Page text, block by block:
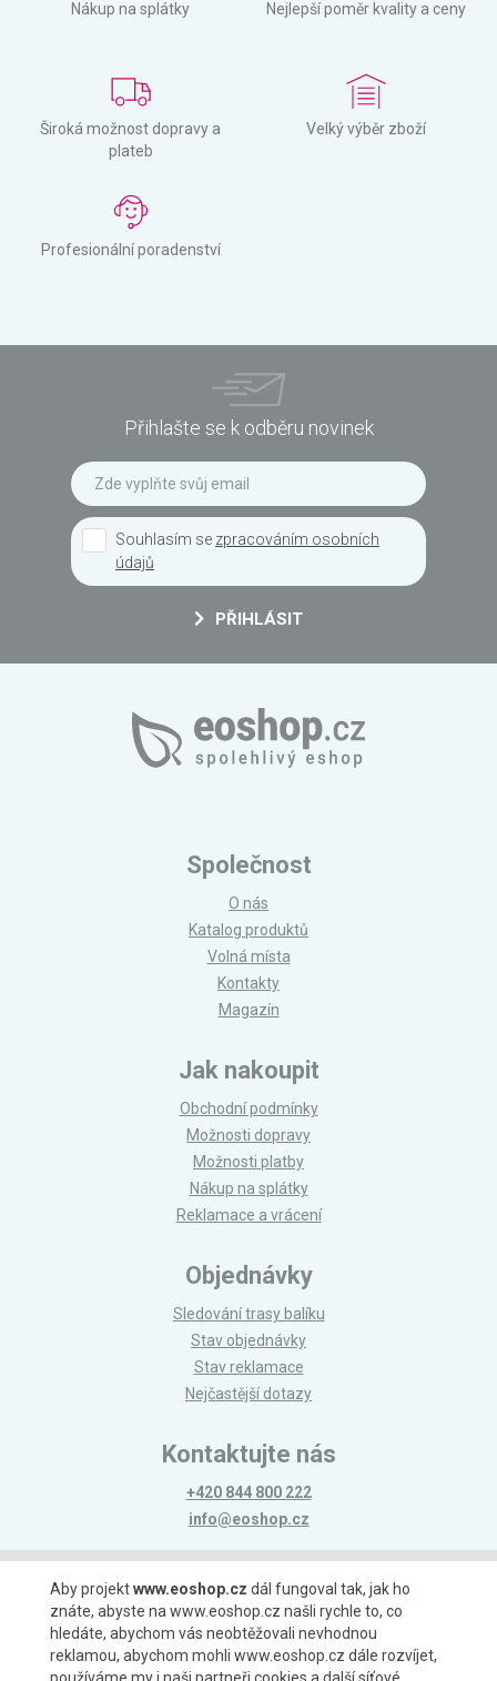
Nákup na splátky Nejlepší poměr kvality a ceny
Široká možnost dopravy a
plateb
Velký výběr zboží
Profesionální poradenství
Přihlašte se k odběru novinek
Souhlasím se zpracováním osobních
údajů
PŘIHLÁSIT
Společnost
O nás
Katalog produktů
Volná místa
Kontakty
Magazín
Jak nakoupit
Obchodní podmínky
Možnosti dopravy
Možnosti platby
Nákup na splátky
Reklamace a vrácení
Objednávky
Sledování trasy balíku
Stav objednávky
Stav reklamace
Nejčastější dotazy
Kontaktujte nás
+420 844 800 222
info@eoshop.cz
Možnosti platby
Aby projektwww.eoshop.cz dál fungoval tak, jak ho
znáte, abyste na www.eoshop.cz našli rychle to, co
hledáte, abychom vás neobtěžovali nevhodnou
reklamou, abychom mohli www.eoshop.cz dále rozvíjet,